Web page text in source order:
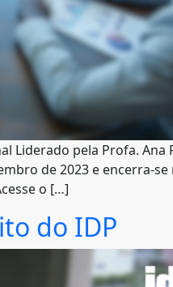
Liderado pela Profa. Ana
de 2023 e encerra-se
o […]
do IDP